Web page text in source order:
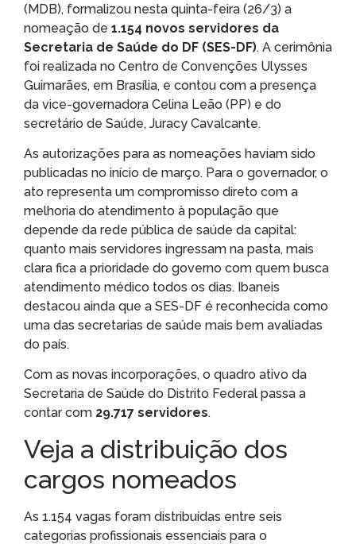
(MDB), formalizou nesta quinta-feira (26/3) a
nomeação de 1.154 novos servidores da
Secretaria de Saúde do DF (SES-DF). A cerimônia
foi realizada no Centro de Convenções Ulysses
Guimarães, em Brasília, e contou com a presença
da vice-governadora Celina Leão (PP) e do
secretário de Saúde, Juracy Cavalcante.
As autorizações para as nomeações haviam sido
publicadas no início de março. Para o governador, o
ato representa um compromisso direto com a
melhoria do atendimento à população que
depende da rede pública de saúde da capital:
quanto mais servidores ingressam na pasta, mais
clara fica a prioridade do governo com quem busca
atendimento médico todos os dias. Ibaneis
destacou ainda que a SES-DF é reconhecida como
uma das secretarias de saúde mais bem avaliadas
do país.
Com as novas incorporações, o quadro ativo da
Secretaria de Saúde do Distrito Federal passa a
contar com 29.717 servidores.
Veja a distribuição dos
cargos nomeados
As 1.154 vagas foram distribuídas entre seis
categorias profissionais essenciais para o